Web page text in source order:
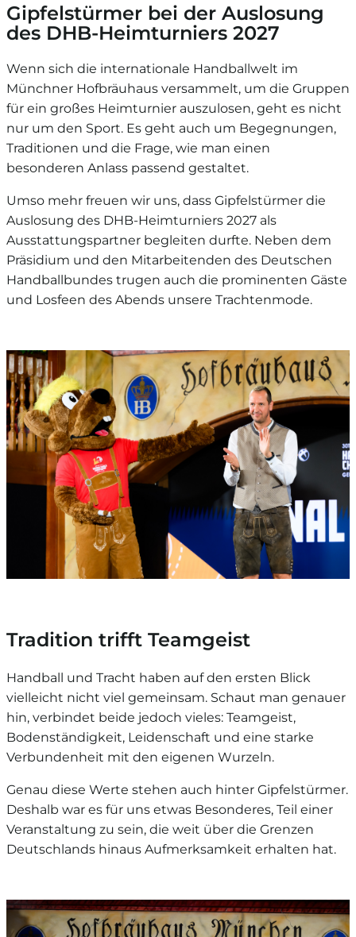
Gipfelstürmer bei der Auslosung
des DHB-Heimturniers 2027
Wenn sich die internationale Handballwelt im
Münchner Hofbräuhaus versammelt, um die Gruppen
für ein großes Heimturnier auszulosen, geht es nicht
nur um den Sport. Es geht auch um Begegnungen,
Traditionen und die Frage, wie man einen
besonderen Anlass passend gestaltet.
Umso mehr freuen wir uns, dass Gipfelstürmer die
Auslosung des DHB-Heimturniers 2027 als
Ausstattungspartner begleiten durfte. Neben dem
Präsidium und den Mitarbeitenden des Deutschen
Handballbundes trugen auch die prominenten Gäste
und Losfeen des Abends unsere Trachtenmode.
Tradition trifft Teamgeist
Handball und Tracht haben auf den ersten Blick
vielleicht nicht viel gemeinsam. Schaut man genauer
hin, verbindet beide jedoch vieles: Teamgeist,
Bodenständigkeit, Leidenschaft und eine starke
Verbundenheit mit den eigenen Wurzeln.
Genau diese Werte stehen auch hinter Gipfelstürmer.
Deshalb war es für uns etwas Besonderes, Teil einer
Veranstaltung zu sein, die weit über die Grenzen
Deutschlands hinaus Aufmerksamkeit erhalten hat.